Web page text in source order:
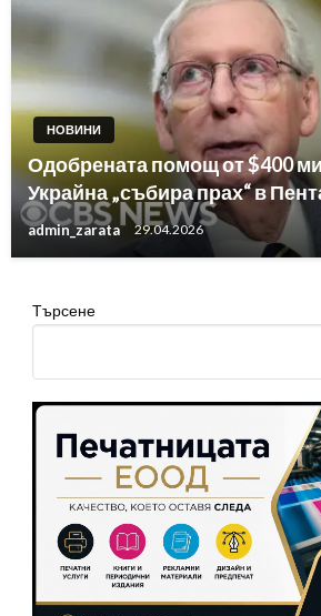
НОВИНИ
Одобрената помощ от $400
Украйна „събира прах“ в
admin_zarata 29.04.2026
Търсене